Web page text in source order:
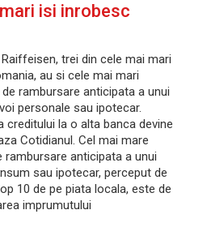
isi inrobesc
Raiffeisen, trei din cele mai mari
au si cele mai mari
rambursare anticipata a unui
personale sau ipotecar.
creditului la o alta banca devine
Cotidianul. Cel mai mare
rambursare anticipata a unui
sau ipotecar, perceput de
10 de pe piata locala, este de
imprumutului